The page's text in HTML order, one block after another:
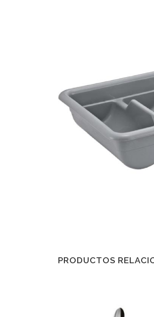
PRODUCTOS